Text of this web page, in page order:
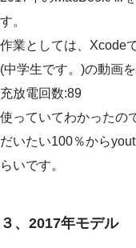
す。
作業としては、Xcode
(中学生です。)の動画
充放電回数:89
使っていてわかったの
だいたい100％から
らいです。
３、2017年モデル